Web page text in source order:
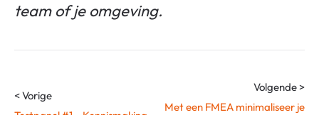
team of je omgeving.
< Vorige
Volgende >
Met een FMEA minimaliseer je